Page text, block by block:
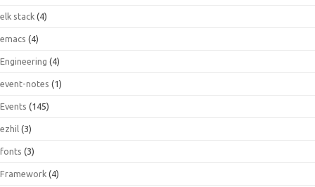
elk stack (4)
emacs (4)
Engineering (4)
event-notes (1)
Events (145)
ezhil (3)
fonts (3)
Framework (4)